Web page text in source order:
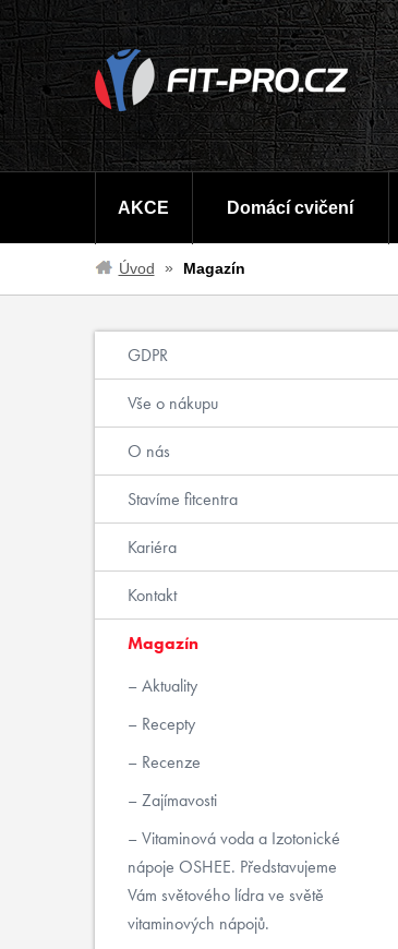
AKCE Domácí cvičení
Úvod Magazín
GDPR
Vše o nákupu
O nás
Stavíme fitcentra
Kariéra
Kontakt
Magazín
Aktuality
Recepty
Recenze
Zajímavosti
Vitaminová voda a Izotonické
nápoje OSHEE. Představujeme
Vám světového lídra ve světě
vitaminových nápojů.